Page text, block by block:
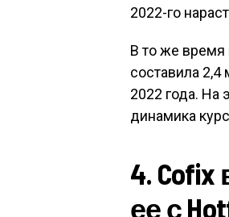
2022-го
В то же время
составила
2022 года. На
динамика
4.
ее с